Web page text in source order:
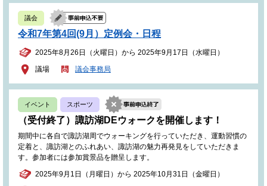
議会
令和7年第4回(9月）定例会・日程
2025年8月26日（火曜日）から 2025年9月17日（水曜日）
議場
議会事務局
イベント スポーツ
（受付終了）諏訪湖DEウォークを開催します！
期間中に各自で諏訪湖周でウォーキングを行っていただき、運動習慣の
定着と、諏訪湖とのふれあい、諏訪湖の魅力再発見をしていただきま
す。参加者には参加賞景品を贈呈します。
2025年9月1日（月曜日）から 2025年10月31日（金曜日）